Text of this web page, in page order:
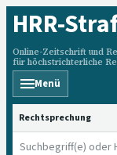
HRR-
Online-Zeitschrift und
für höchstrichterliche
Menü
HRRS durchsuchen